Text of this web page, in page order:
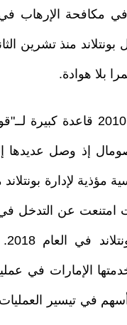
مكافحة الإرهاب
بلا هوادة.
وفي السياق عينه، أنشأت الإمارات العربية
لإدارة بونتلاند
امتنعت عن التدخل
الإمارات في
في تيسير